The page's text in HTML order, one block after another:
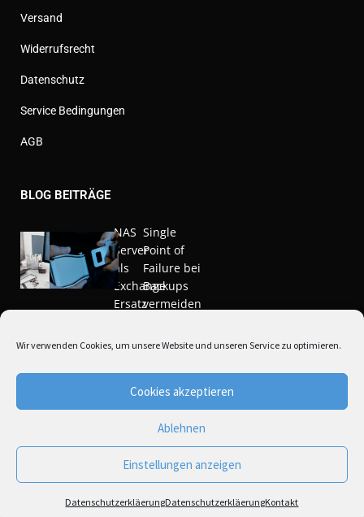
Wir verwenden Cookies, um unsere Website und unseren Service zu optimieren.
Cookies akzeptieren
Ablehnen
Einstellungen anzeigen
DatenschutzerkläerungDatenschutzerkläerungKontakt
Versand
Widerrufsrecht
Datenschutz
Service Bedingungen
AGB
BLOG BEITRÄGE
NAS
Server
als
Exchange
Ersatz
Single
Point of
Failure bei
Backups
vermeiden
Copyright © NAS-Central 2021
* Alle Preise inkl. Mwst. zzgl . Versandkosten